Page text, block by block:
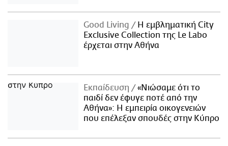
Good Living
Η εμβληματική City
Exclusive Collection της Le Labo
έρχεται στην Αθήνα
Εκπαίδευση
«Νιώσαμε ότι το
παιδί δεν έφυγε ποτέ από την
Αθήνα»: Η εμπειρία οικογενειών
που επέλεξαν σπουδές στην Κύπρο